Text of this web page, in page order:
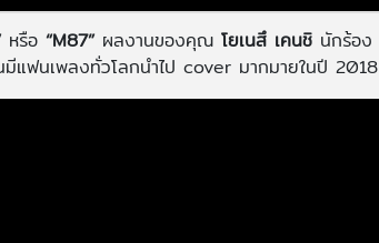
หรือ “M87”ผลงานของคุณ โยเนสึ เคนชินักร้อง
มีแฟนเพลงทั่วโลกนำไป cover มากมายในปี 2018